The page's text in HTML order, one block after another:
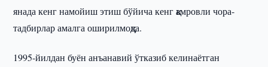
янада кенг намойиш этиш бўйича кенг қамровли чора-
тадбирлар амалга оширилмоқда.
1995-йилдан буён анъанавий ўтказиб келинаётган